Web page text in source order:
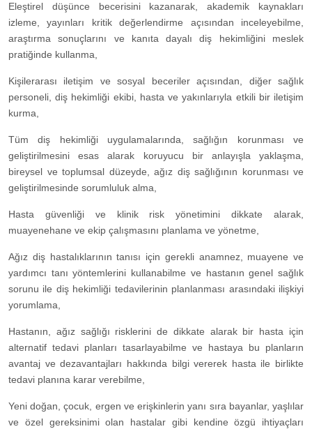
Eleştirel düşünce becerisini kazanarak, akademik kaynakları
izleme, yayınları kritik değerlendirme açısından inceleyebilme,
araştırma sonuçlarını ve kanıta dayalı diş hekimliğini meslek
pratiğinde kullanma,
Kişilerarası iletişim ve sosyal beceriler açısından, diğer sağlık
personeli, diş hekimliği ekibi, hasta ve yakınlarıyla etkili bir iletişim
kurma,
Tüm diş hekimliği uygulamalarında, sağlığın korunması ve
geliştirilmesini esas alarak koruyucu bir anlayışla yaklaşma,
bireysel ve toplumsal düzeyde, ağız diş sağlığının korunması ve
geliştirilmesinde sorumluluk alma,
Hasta güvenliği ve klinik risk yönetimini dikkate alarak,
muayenehane ve ekip çalışmasını planlama ve yönetme,
Ağız diş hastalıklarının tanısı için gerekli anamnez, muayene ve
yardımcı tanı yöntemlerini kullanabilme ve hastanın genel sağlık
sorunu ile diş hekimliği tedavilerinin planlanması arasındaki ilişkiyi
yorumlama,
Hastanın, ağız sağlığı risklerini de dikkate alarak bir hasta için
alternatif tedavi planları tasarlayabilme ve hastaya bu planların
avantaj ve dezavantajları hakkında bilgi vererek hasta ile birlikte
tedavi planına karar verebilme,
Yeni doğan, çocuk, ergen ve erişkinlerin yanı sıra bayanlar, yaşlılar
ve özel gereksinimi olan hastalar gibi kendine özgü ihtiyaçları